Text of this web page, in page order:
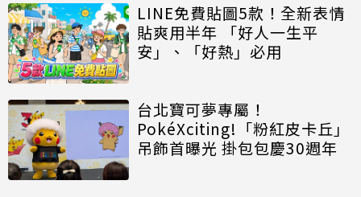
LINE免費貼圖5款！全新表情
貼爽用半年 「好人一生平
安」、「好熱」必用
台北寶可夢專屬！
PokéXciting!「粉紅皮卡丘」
吊飾首曝光 掛包包慶30週年